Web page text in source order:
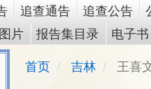
追查通告 追查公告
图片 报告集目录 电子书
首页 吉林 王喜